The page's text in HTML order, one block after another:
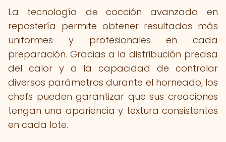
La tecnología de cocción avanzada en
repostería permite obtener resultados más
uniformes y profesionales en cada
preparación. Gracias a la distribución precisa
del calor y a la capacidad de controlar
diversos parámetros durante el horneado, los
chefs pueden garantizar que sus creaciones
tengan una apariencia y textura consistentes
en cada lote.